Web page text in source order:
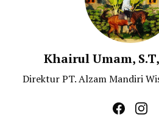
Khairul Umam,
Direktur PT. Alzam Mandiri